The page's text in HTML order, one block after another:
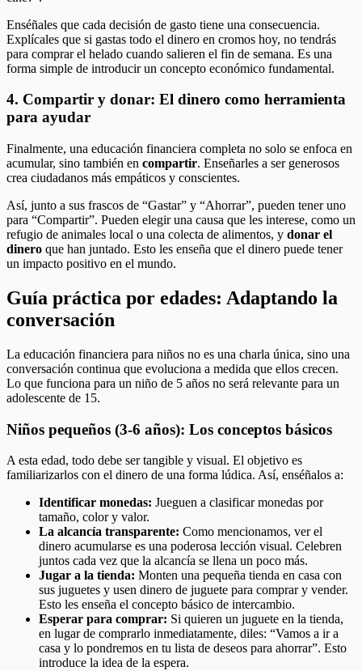
Enséñales que cada decisión de gasto tiene una consecuencia.
Explícales que si gastas todo el dinero en cromos hoy, no tendrás
para comprar el helado cuando salieren el fin de semana. Es una
forma simple de introducir un concepto económico fundamental.
4. Compartir y donar: El dinero como herramienta
para ayudar
Finalmente, una educación financiera completa no solo se enfoca en
acumular, sino también en compartir. Enseñarles a ser generosos
crea ciudadanos más empáticos y conscientes.
Así, junto a sus frascos de “Gastar” y “Ahorrar”, pueden tener uno
para “Compartir”. Pueden elegir una causa que les interese, como un
refugio de animales local o una colecta de alimentos, y donar el
dinero que han juntado. Esto les enseña que el dinero puede tener
un impacto positivo en el mundo.
Guía práctica por edades: Adaptando la
conversación
La educación financiera para niños no es una charla única, sino una
conversación continua que evoluciona a medida que ellos crecen.
Lo que funciona para un niño de 5 años no será relevante para un
adolescente de 15.
Niños pequeños (3-6 años): Los conceptos básicos
A esta edad, todo debe ser tangible y visual. El objetivo es
familiarizarlos con el dinero de una forma lúdica. Así, enséñalos a:
Identificar monedas: Jueguen a clasificar monedas por
tamaño, color y valor.
La alcancía transparente: Como mencionamos, ver el
dinero acumularse es una poderosa lección visual. Celebren
juntos cada vez que la alcancía se llena un poco más.
Jugar a la tienda: Monten una pequeña tienda en casa con
sus juguetes y usen dinero de juguete para comprar y vender.
Esto les enseña el concepto básico de intercambio.
Esperar para comprar: Si quieren un juguete en la tienda,
en lugar de comprarlo inmediatamente, diles: “Vamos a ir a
casa y lo pondremos en tu lista de deseos para ahorrar”. Esto
introduce la idea de la espera.